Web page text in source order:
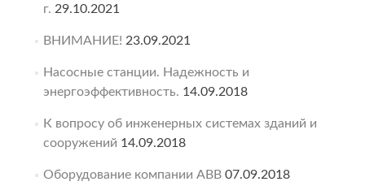
г. 29.10.2021
ВНИМАНИЕ! 23.09.2021
Насосные станции. Надежность и
энергоэффективность. 14.09.2018
К вопросу об инженерных системах зданий и
сооружений 14.09.2018
Оборудование компании ABB 07.09.2018